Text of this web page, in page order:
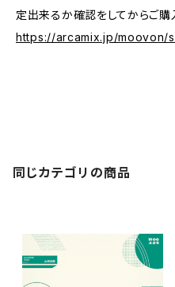
定出来るか確認をしてからご購
https://arcamix.jp/moovon/
同じカテゴリの商品